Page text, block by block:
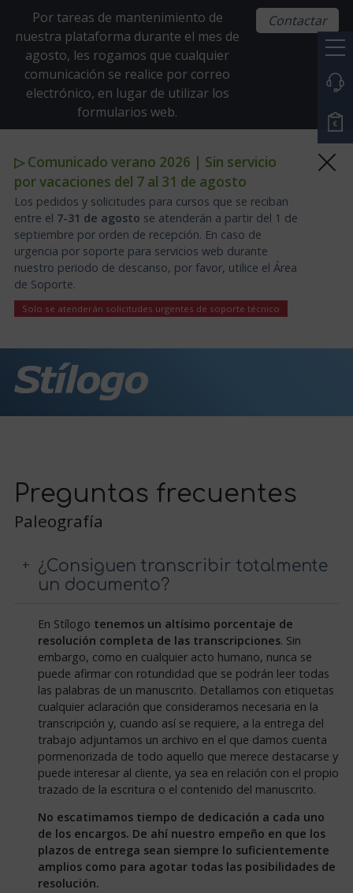
Por tareas de mantenimiento de
nuestra plataforma durante el mes de
agosto, les rogamos que cualquier
comunicación se realice por correo
electrónico, en lugar de utilizar los
formularios web.
Contactar
▷ Comunicado verano 2026 | Sin servicio
por vacaciones del 7 al 31 de agosto
Los pedidos y solicitudes para cursos que se reciban
entre el 7-31 de agosto se atenderán a partir del 1 de
septiembre por orden de recepción. En caso de
urgencia por soporte para servicios web durante
nuestro periodo de descanso, por favor, utilice el Área
de Soporte.
Solo se atenderán solicitudes urgentes de soporte técnico
Preguntas frecuentes
Paleografía
¿Consiguen transcribir totalmente
un documento?
En Stílogo tenemos un altísimo porcentaje de
resolución completa de las transcripciones. Sin
embargo, como en cualquier acto humano, nunca se
puede afirmar con rotundidad que se podrán leer todas
las palabras de un manuscrito. Detallamos con etiquetas
cualquier aclaración que consideramos necesaria en la
transcripción y, cuando así se requiere, a la entrega del
trabajo adjuntamos un archivo en el que damos cuenta
pormenorizada de todo aquello que merece destacarse y
puede interesar al cliente, ya sea en relación con el propio
trazado de la escritura o el contenido del manuscrito.
No escatimamos tiempo de dedicación a cada uno
de los encargos. De ahí nuestro empeño en que los
plazos de entrega sean siempre lo suficientemente
amplios como para agotar todas las posibilidades de
resolución.